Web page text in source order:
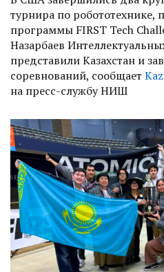
турнира по робототехнике,
программы FIRST Tech
Назарбаев
представили Казахстан и
соревнований, сообщает
на пресс-службу НИШ